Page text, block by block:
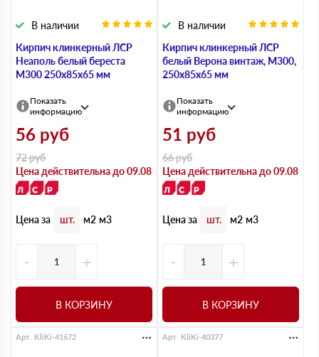
Кирпич клинкерный ЛСР
Неаполь белый береста
M300 250х85х65 мм
В наличии
Показать
информацию
56 руб
72руб
Цена действительна до 09.08
Цена за шт. м2 м3
- +
В КОРЗИНУ
Кирпич клинкерный ЛСР
белый Верона винтаж, M300,
250х85х65 мм
В наличии
Показать
информацию
51 руб
66руб
Цена действительна до 09.08
Цена за шт. м2 м3
- +
В КОРЗИНУ
Арт. KliKi-41672 Арт. KliKi-40377